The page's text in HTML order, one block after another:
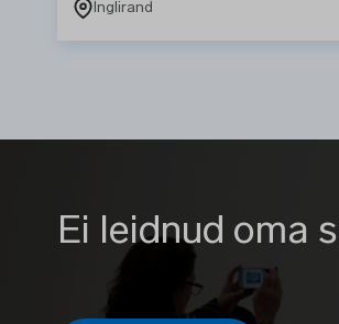
Inglirand
Ei leidnud oma